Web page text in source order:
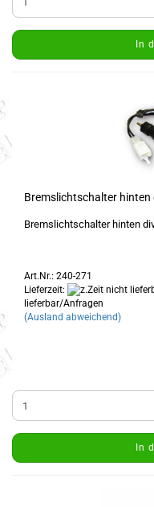
In
Bremslichtschalter hinten
Bremslichtschalter hinten
Art.Nr.: 240-271
Lieferzeit:
lieferbar/Anfragen
(Ausland abweichend)
In